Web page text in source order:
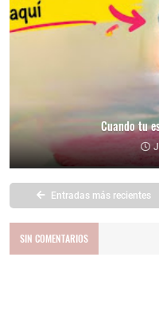
Cuando tu
Entradas más recientes
SIN COMENTARIOS